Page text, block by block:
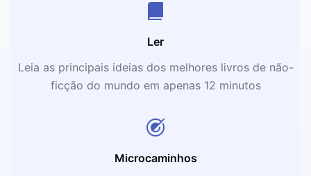
Ler
Leia as principais ideias dos melhores livros de não-
ficção do mundo em apenas 12 minutos
Microcaminhos